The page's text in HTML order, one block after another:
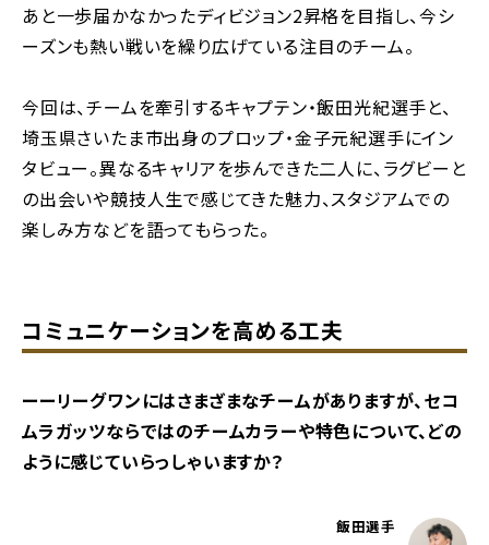
あと一歩届かなかったディビジョン2昇格を目指し、今シ
ーズンも熱い戦いを繰り広げている注目のチーム。
今回は、チームを牽引するキャプテン・飯田光紀選手と、
埼玉県さいたま市出身のプロップ・金子元紀選手にイン
タビュー。異なるキャリアを歩んできた二人に、ラグビーと
の出会いや競技人生で感じてきた魅力、スタジアムでの
楽しみ方などを語ってもらった。
コミュニケーションを高める工夫
ーーリーグワンにはさまざまなチームがありますが、セコ
ムラガッツならではのチームカラーや特色について、どの
ように感じていらっしゃいますか？
飯田選手